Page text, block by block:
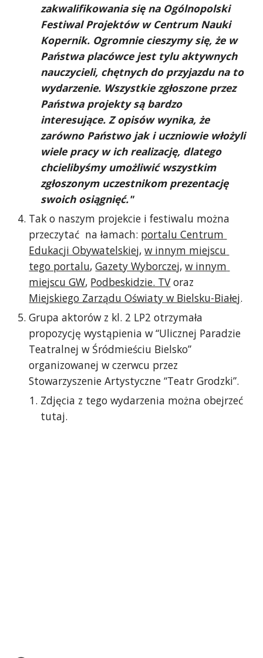
zakwalifikowania się na Ogólnopolski
Festiwal Projektów w Centrum Nauki
Kopernik. Ogromnie cieszymy się, że w
Państwa placówce jest tylu aktywnych
nauczycieli, chętnych do przyjazdu na to
wydarzenie. Wszystkie zgłoszone przez
Państwa projekty są bardzo
interesujące. Z opisów wynika, że
zarówno Państwo jak i uczniowie włożyli
wiele pracy w ich realizację, dlatego
chcielibyśmy umożliwić wszystkim
zgłoszonym uczestnikom prezentację
swoich osiągnięć."
Tak o naszym projekcie i festiwalu można
przeczytać  na łamach: portalu Centrum
Edukacji Obywatelskiej, w innym miejscu
tego portalu, Gazety Wyborczej, w innym
miejscu GW, Podbeskidzie. TV
Miejskiego Zarządu Oświaty w Bielsku-Białej.
Grupa aktorów z kl. 2 LP2 otrzymała
propozycję wystąpienia w “Ulicznej Paradzie
Teatralnej w Śródmieściu Bielsko”
organizowanej w czerwcu przez
Stowarzyszenie Artystyczne “Teatr Grodzki”.
Zdjęcia z tego wydarzenia można obejrzeć
tutaj.